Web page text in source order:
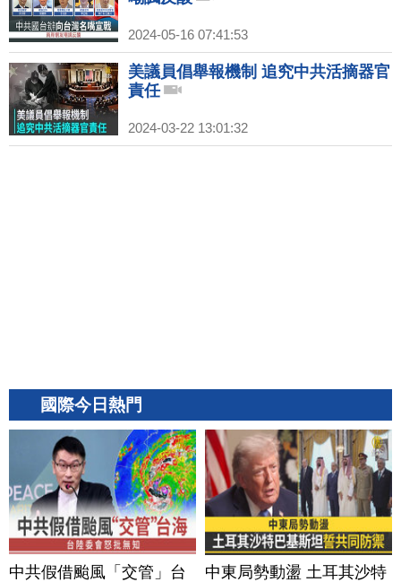
2024-05-16 07:41:53
美議員倡舉報機制 追究中共活摘器官
責任
2024-03-22 13:01:32
國際今日熱門
中共假借颱風「交管」台
中東局勢動盪 土耳其沙特